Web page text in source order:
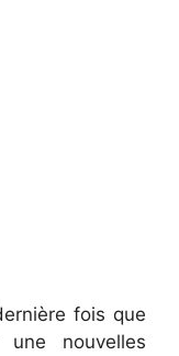
fois que
une nouvelles